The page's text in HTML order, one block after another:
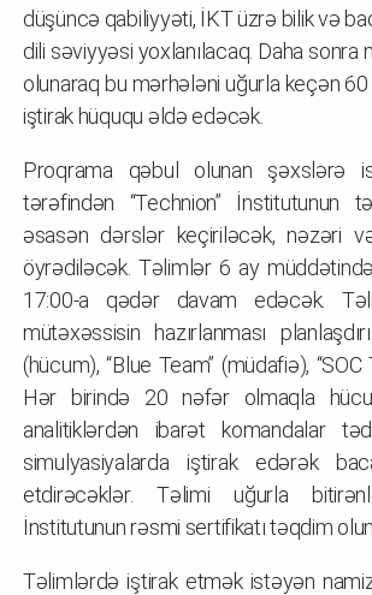
düşüncə qabiliyyəti, İKT üzrə bilik və
dili səviyyəsi yoxlanılacaq. Daha sonra
olunaraq bu mərhələni uğurla keçən
iştirak hüququ əldə edəcək.
Proqrama qəbul olunan şəxslərə
tərəfindən “Technion” İnstitutunun
əsasən dərslər keçiriləcək, nəzəri
öyrədiləcək. Təlimlər 6 ay
17:00-a qədər davam edəcək.
mütəxəssisin hazırlanması
(hücum), “Blue Team” (müdafiə), “SOC
Hər birində 20 nəfər olmaqla
analitiklərdən ibarət komandalar
simulyasiyalarda iştirak edərək
etdirəcəklər. Təlimi uğurla
İnstitutunun rəsmi sertifikatı təqdim
Təlimlərdə iştirak etmək istəyən